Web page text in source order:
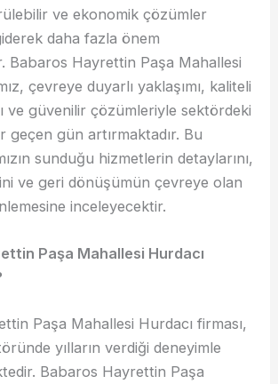
ve ekonomik çözümler
daha fazla önem
Babaros Hayrettin Paşa Mahallesi
çevreye duyarlı yaklaşımı, kaliteli
ve güvenilir çözümleriyle sektördeki
geçen gün artırmaktadır. Bu
sunduğu hizmetlerin detaylarını,
ve geri dönüşümün çevreye olan
inceleyecektir.
Paşa Mahallesi Hurdacı
Paşa Mahallesi Hurdacı firması,
yılların verdiği deneyimle
Babaros Hayrettin Paşa